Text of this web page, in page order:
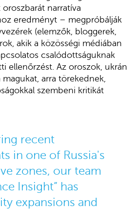
narratíva
eredményt – megpróbálják
(elemzők, bloggerek,
akik a közösségi médiában
csalódottságuknak
ellenőrzést. Az oroszok, ukrán
arra törekednek,
szembeni kritikát
recent
in one of Russia's
zones, our team
Insight” has
expansions and